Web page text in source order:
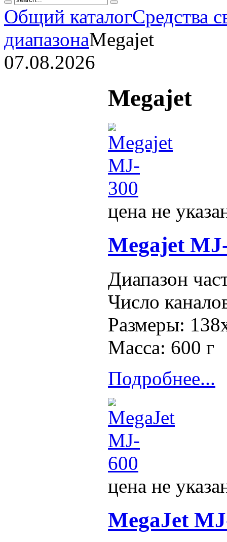
Общий каталогСредства
диапазонаMegajet
07.08.2026
Megajet
цена не
Megajet
Диапазон
Число
Размеры:
Масса: 600 г
Подробнее...
цена не
MegaJet